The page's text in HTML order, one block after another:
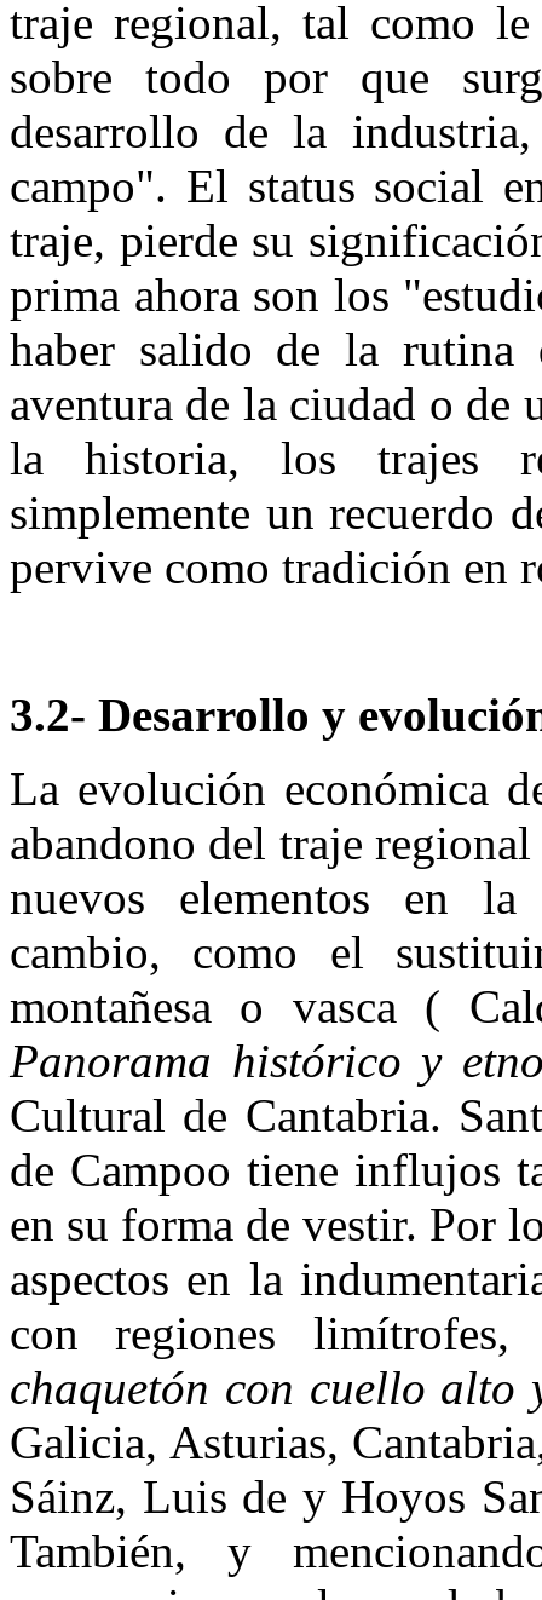
traje regional, tal como le
sobre todo por que
desarrollo de la
campo". El status social
traje, pierde su
prima ahora son los
haber salido de la
aventura de la ciudad o de
la historia, los trajes
simplemente un recuerdo
pervive como tradición en
3.2- Desarrollo y
La evolución económica
abandono del traje
nuevos elementos en
cambio, como el
montañesa o vasca (
Panorama histórico y
Cultural de Cantabria.
de Campoo tiene influjos
en su forma de vestir. Por
aspectos en la
con regiones
chaquetón con cuello
Galicia, Asturias,
Sáinz, Luis de y Hoyos
También, y